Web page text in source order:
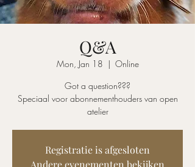
Q&A
Mon, Jan 18
  |
Online
Got a question???
Speciaal voor abonnementhouders van open
atelier
Registratie is afgesloten
Andere evenementen bekijken